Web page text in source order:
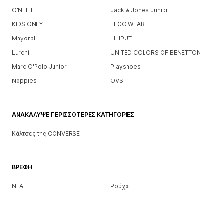
O'NEILL
Jack & Jones Junior
KIDS ONLY
LEGO WEAR
Mayoral
LILIPUT
Lurchi
UNITED COLORS OF BENETTON
Marc O'Polo Junior
Playshoes
Noppies
OVS
ΒΡΈΦΗ
ΝΕΑ
Ρούχα
ΑΝΑΚΆΛΥΨΕ ΠΕΡΙΣΣΌΤΕΡΕΣ ΚΑΤΗΓΟΡΊΕΣ
Κάλτσες της CONVERSE